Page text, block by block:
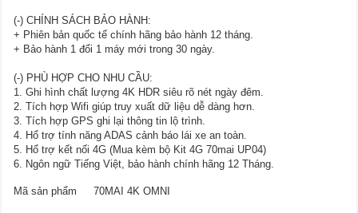
(-) CHÍNH SÁCH BẢO HÀNH:
+ Phiên bản quốc tế chính hãng bảo hành 12 tháng.
+ Bảo hành 1 đổi 1 máy mới trong 30 ngày.
(-) PHÙ HỢP CHO NHU CẦU:
1. Ghi hình chất lượng 4K HDR siêu rõ nét ngày đêm.
2. Tích hợp Wifi giúp truy xuất dữ liệu dễ dàng hơn.
3. Tích hợp GPS ghi lại thông tin lộ trình.
4. Hổ trợ tính năng ADAS cảnh báo lái xe an toàn.
5. Hổ trợ kết nối 4G (Mua kèm bộ Kit 4G 70mai UP04)
6. Ngôn ngữ Tiếng Việt, bảo hành chính hãng 12 Tháng.
Mã sản phẩm 70MAI 4K OMNI